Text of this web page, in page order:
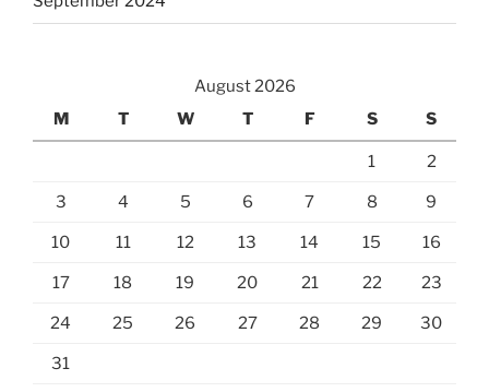
August 2026
M
T W T F S S
1 2
3 4 5 6 7 8 9
10 11 12 13 14 15 16
17 18 19 20 21 22 23
24 25 26 27 28 29 30
31